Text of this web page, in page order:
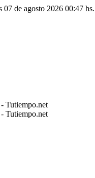
07 de agosto 2026 00:47 hs.
Tutiempo.net
Tutiempo.net